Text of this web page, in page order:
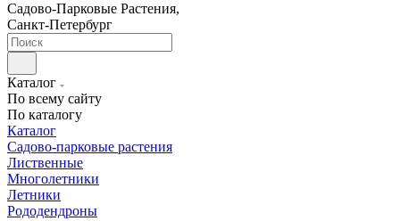
Садово-Парковые Растения,
Санкт-Петербург
Каталог
По всему сайту
По каталогу
Каталог
Садово-парковые растения
Лиственные
Многолетники
Летники
Рододендроны